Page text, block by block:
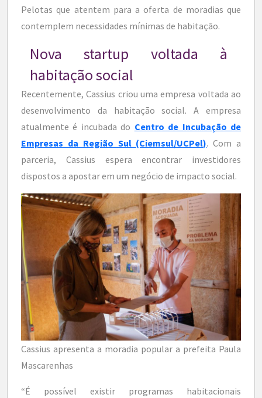
Pelotas que atentem para a oferta de moradias que
contemplem necessidades mínimas de habitação.
Nova startup voltada à
habitação social
Recentemente, Cassius criou uma empresa voltada ao
desenvolvimento da habitação social. A empresa
atualmente é incubada do Centro de Incubação de
Empresas da Região Sul (Ciemsul/UCPel). Com a
parceria, Cassius espera encontrar investidores
dispostos a apostar em um negócio de impacto social.
Cassius apresenta a moradia popular a prefeita Paula
Mascarenhas
“É possível existir programas habitacionais